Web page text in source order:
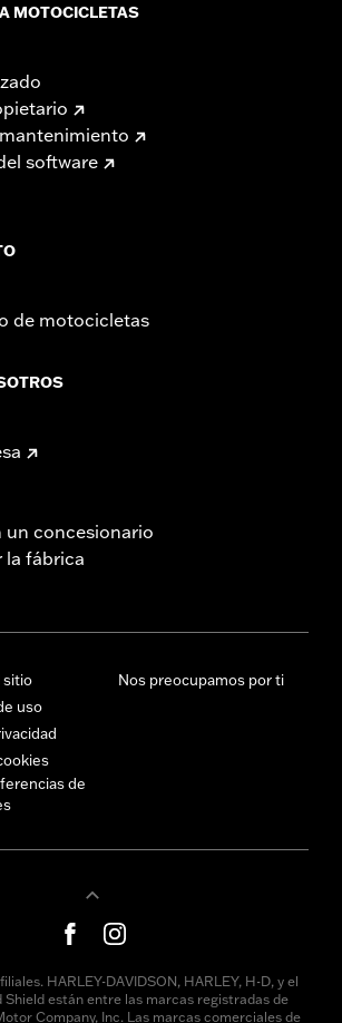
MOTOCICLETAS
software
de motocicletas
un concesionario
la fábrica
sitio
uso
de
Nos preocupamos por ti
HARLEY-DAVIDSON, HARLEY, H-D, y el
Shield están entre las marcas registradas de
Company, Inc. Las marcas comerciales de